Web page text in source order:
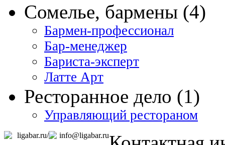
Сомелье, бармены (4)
Бармен-профессионал
Бар-менеджер
Бариста-эксперт
Латте Арт
Ресторанное дело (1)
Управляющий рестораном
ligabar.ru/ info@ligabar.ru